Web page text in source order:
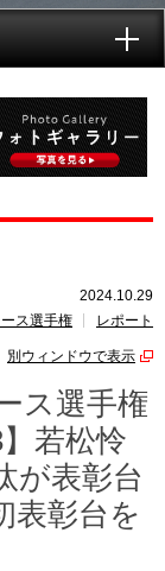
2024.10.29
ス選手権 レポート
別ウィンドウで表示
ス選手権
若松怜
が表彰台
表彰台を